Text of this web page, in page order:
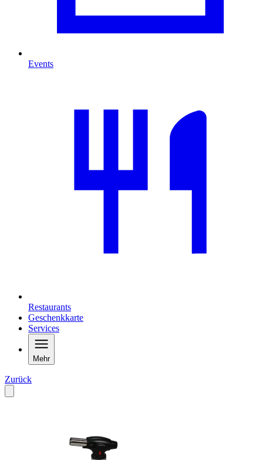
Events
Restaurants
Geschenkkarte
Services
Mehr
Zurück